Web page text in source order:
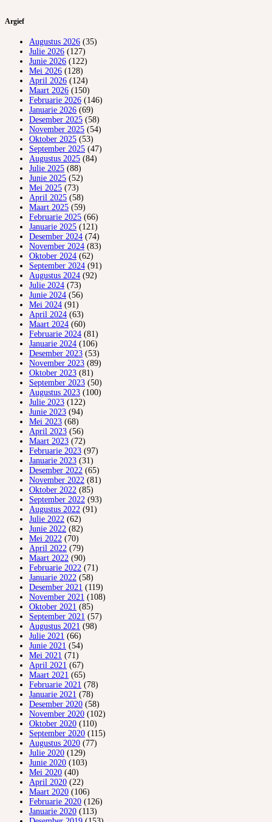
Argief
Augustus 2026 (35)
Julie 2026 (127)
Junie 2026 (122)
Mei 2026 (128)
April 2026 (124)
Maart 2026 (150)
Februarie 2026 (146)
Januarie 2026 (69)
Desember 2025 (58)
November 2025 (54)
Oktober 2025 (53)
September 2025 (47)
Augustus 2025 (84)
Julie 2025 (88)
Junie 2025 (52)
Mei 2025 (73)
April 2025 (58)
Maart 2025 (59)
Februarie 2025 (66)
Januarie 2025 (121)
Desember 2024 (74)
November 2024 (83)
Oktober 2024 (62)
September 2024 (91)
Augustus 2024 (92)
Julie 2024 (73)
Junie 2024 (56)
Mei 2024 (91)
April 2024 (63)
Maart 2024 (60)
Februarie 2024 (81)
Januarie 2024 (106)
Desember 2023 (53)
November 2023 (89)
Oktober 2023 (81)
September 2023 (50)
Augustus 2023 (100)
Julie 2023 (122)
Junie 2023 (94)
Mei 2023 (68)
April 2023 (56)
Maart 2023 (72)
Februarie 2023 (97)
Januarie 2023 (31)
Desember 2022 (65)
November 2022 (81)
Oktober 2022 (85)
September 2022 (93)
Augustus 2022 (91)
Julie 2022 (62)
Junie 2022 (82)
Mei 2022 (70)
April 2022 (79)
Maart 2022 (90)
Februarie 2022 (71)
Januarie 2022 (58)
Desember 2021 (119)
November 2021 (108)
Oktober 2021 (85)
September 2021 (57)
Augustus 2021 (98)
Julie 2021 (66)
Junie 2021 (54)
Mei 2021 (71)
April 2021 (67)
Maart 2021 (65)
Februarie 2021 (78)
Januarie 2021 (78)
Desember 2020 (58)
November 2020 (102)
Oktober 2020 (110)
September 2020 (115)
Augustus 2020 (77)
Julie 2020 (129)
Junie 2020 (103)
Mei 2020 (40)
April 2020 (22)
Maart 2020 (106)
Februarie 2020 (126)
Januarie 2020 (113)